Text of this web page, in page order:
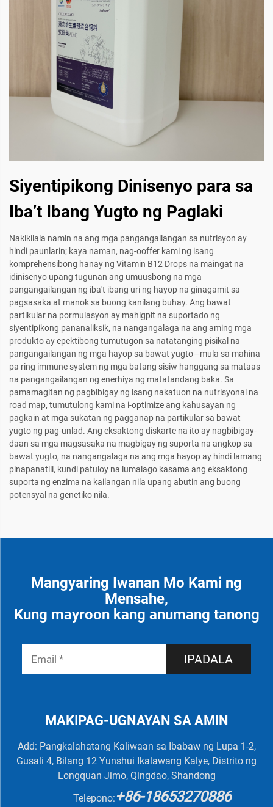
Siyentipikong Dinisenyo para sa
Iba’t Ibang Yugto ng Paglaki
Nakikilala namin na ang mga pangangailangan sa nutrisyon ay
hindi paunlarin; kaya naman, nag-ooffer kami ng isang
komprehensibong hanay ng Vitamin B12 Drops na maingat na
idinisenyo upang tugunan ang umuusbong na mga
pangangailangan ng iba't ibang uri ng hayop na ginagamit sa
pagsasaka at manok sa buong kanilang buhay. Ang bawat
partikular na pormulasyon ay mahigpit na suportado ng
siyentipikong pananaliksik, na nangangalaga na ang aming mga
produkto ay epektibong tumutugon sa natatanging pisikal na
pangangailangan ng mga hayop sa bawat yugto—mula sa mahina
pa ring immune system ng mga batang sisiw hanggang sa mataas
na pangangailangan ng enerhiya ng matatandang baka. Sa
pamamagitan ng pagbibigay ng isang nakatuon na nutrisyonal na
road map, tumutulong kami na i-optimize ang kahusayan ng
pagkain at mga sukatan ng pagganap na partikular sa bawat
yugto ng pag-unlad. Ang eksaktong diskarte na ito ay nagbibigay-
daan sa mga magsasaka na magbigay ng suporta na angkop sa
bawat yugto, na nangangalaga na ang mga hayop ay hindi lamang
pinapanatili, kundi patuloy na lumalago kasama ang eksaktong
suporta ng enzima na kailangan nila upang abutin ang buong
potensyal na genetiko nila.
Mangyaring Iwanan Mo Kami ng
Mensahe,
Kung mayroon kang anumang tanong
IPADALA
MAKIPAG-UGNAYAN SA AMIN
Add: Pangkalahatang Kaliwaan sa Ibabaw ng Lupa 1-2,
Gusali 4, Bilang 12 Yunshui Ikalawang Kalye, Distrito ng
Longquan Jimo, Qingdao, Shandong
Telepono:+86-18653270886